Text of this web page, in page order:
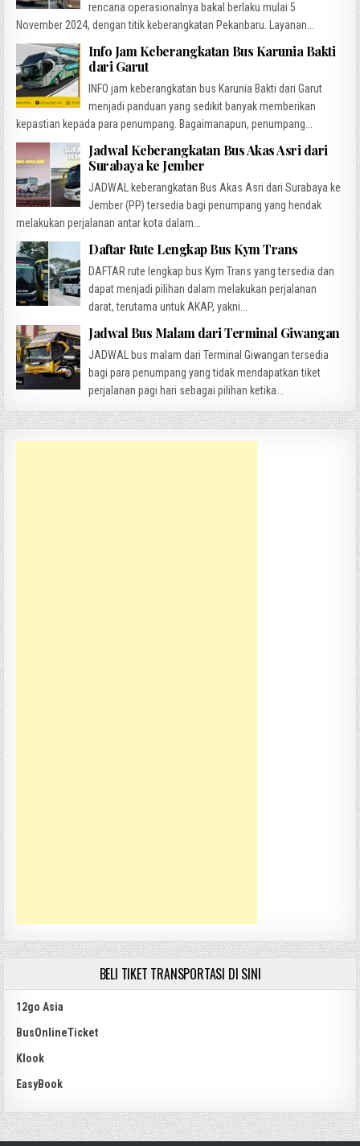
rencana operasionalnya bakal berlaku mulai 5
November 2024, dengan titik keberangkatan Pekanbaru. Layanan...
Info Jam Keberangkatan Bus Karunia Bakti
dari Garut
INFO jam keberangkatan bus Karunia Bakti dari Garut
menjadi panduan yang sedikit banyak memberikan
kepastian kepada para penumpang. Bagaimanapun, penumpang...
Jadwal Keberangkatan Bus Akas Asri dari
Surabaya ke Jember
JADWAL keberangkatan Bus Akas Asri dari Surabaya ke
Jember (PP) tersedia bagi penumpang yang hendak
melakukan perjalanan antar kota dalam...
Daftar Rute Lengkap Bus Kym Trans
DAFTAR rute lengkap bus Kym Trans yang tersedia dan
dapat menjadi pilihan dalam melakukan perjalanan
darat, terutama untuk AKAP, yakni...
Jadwal Bus Malam dari Terminal Giwangan
JADWAL bus malam dari Terminal Giwangan tersedia
bagi para penumpang yang tidak mendapatkan tiket
perjalanan pagi hari sebagai pilihan ketika...
BELI TIKET TRANSPORTASI DI SINI
12go Asia
BusOnlineTicket
Klook
EasyBook